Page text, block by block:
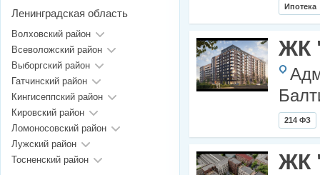
Ипотека
ЖК
214 ФЗ
ЖК
Ленинградская область
Волховский район
Всеволожский район
Выборгский район
Гатчинский район
Кингисеппский район
Кировский район
Ломоносовский район
Лужский район
Тосненский район